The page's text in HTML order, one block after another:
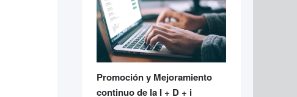
Promoción y Mejoramiento
continuo de la I + D + i